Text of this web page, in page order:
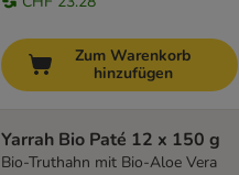
Zum Warenkorb
hinzufügen
Yarrah Bio Paté 12 x 150 g
Bio-Truthahn mit Bio-Aloe Vera